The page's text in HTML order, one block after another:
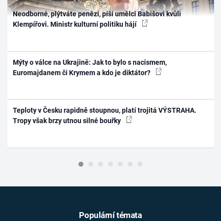
Neodborné, plýtváte penězi, píší umělci Babišovi kvůli
Klempířovi. Ministr kulturní politiku hájí
Mýty o válce na Ukrajině: Jak to bylo s nacismem,
Euromajdanem či Krymem a kdo je diktátor?
Teploty v Česku rapidně stoupnou, platí trojitá VÝSTRAHA.
Tropy však brzy utnou silné bouřky
Populární témata